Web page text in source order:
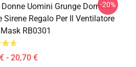
Donne Uomini Grunge Dormire
Sirene Regalo Per Il Ventilatore
RB0301
- 20,70 €
-20%